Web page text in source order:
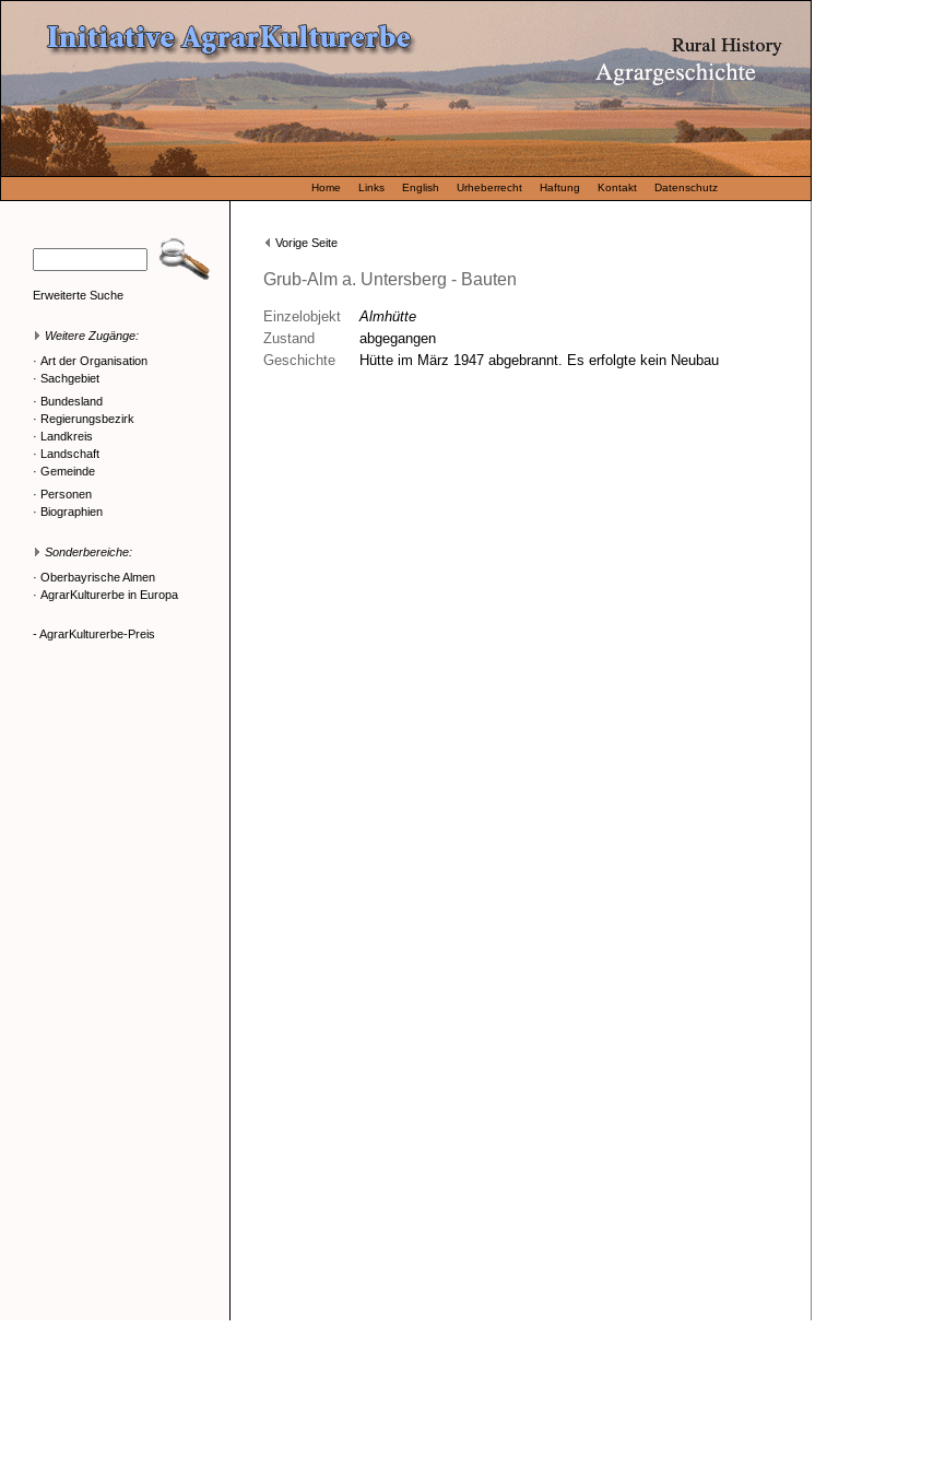
Home Links English Urheberrecht Haftung Kontakt Datenschutz
Erweiterte Suche
Weitere Zugänge:
· Art der Organisation
· Sachgebiet
· Bundesland
· Regierungsbezirk
· Landkreis
· Landschaft
· Gemeinde
· Personen
· Biographien
Sonderbereiche:
· Oberbayrische Almen
· AgrarKulturerbe in Europa
- AgrarKulturerbe-Preis
Vorige Seite
Grub-Alm a. Untersberg - Bauten
Einzelobjekt
Almhütte
Zustand
abgegangen
Geschichte
Hütte im März 1947 abgebrannt. Es erfolgte kein Neubau